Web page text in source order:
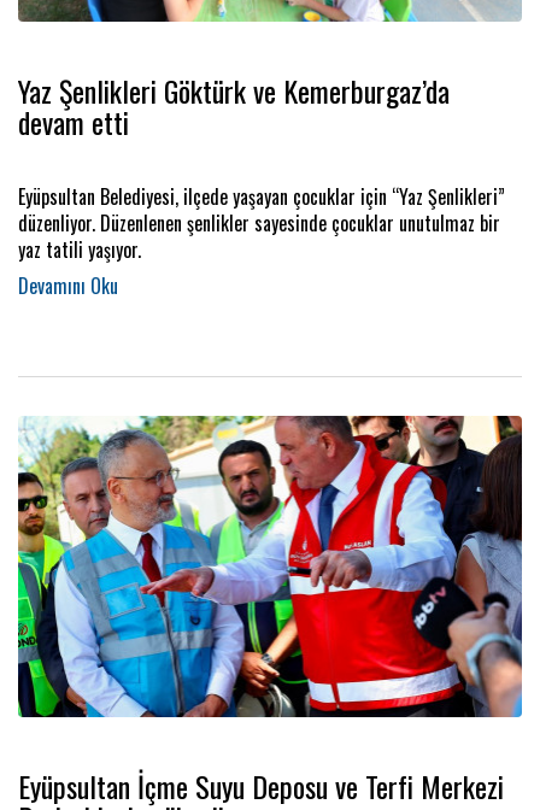
Yaz Şenlikleri Göktürk ve Kemerburgaz’da
devam etti
Eyüpsultan Belediyesi, ilçede yaşayan çocuklar için “Yaz Şenlikleri”
düzenliyor. Düzenlenen şenlikler sayesinde çocuklar unutulmaz bir
yaz tatili yaşıyor.
Eyüpsultan İçme Suyu Deposu ve Terfi Merkezi